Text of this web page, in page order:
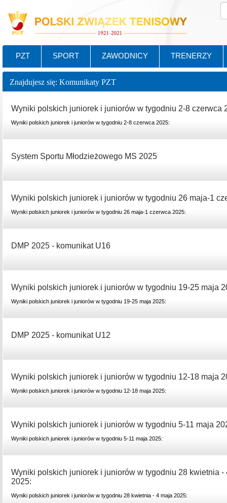
PZT SPORT ZAWODNICY TRENERZY
Znajdujesz się: Komunikaty PZT
Wyniki polskich juniorek i juniorów w tygodniu 2-8 czerwca
Wyniki polskich juniorek i juniorów w tygodniu 2-8 czerwca 2025:
System Sportu Młodzieżowego MS 2025
Wyniki polskich juniorek i juniorów w tygodniu 26 maja-1
Wyniki polskich juniorek i juniorów w tygodniu 26 maja-1 czerwca 2025:
DMP 2025 - komunikat U16
Wyniki polskich juniorek i juniorów w tygodniu 19-25 maja
Wyniki polskich juniorek i juniorów w tygodniu 19-25 maja 2025:
DMP 2025 - komunikat U12
Wyniki polskich juniorek i juniorów w tygodniu 12-18 maja
Wyniki polskich juniorek i juniorów w tygodniu 12-18 maja 2025:
Wyniki polskich juniorek i juniorów w tygodniu 5-11 maja
Wyniki polskich juniorek i juniorów w tygodniu 5-11 maja 2025:
Wyniki polskich juniorek i juniorów w tygodniu 28 kwietnia -
2025:
Wyniki polskich juniorek i juniorów w tygodniu 28 kwietnia - 4 maja 2025: